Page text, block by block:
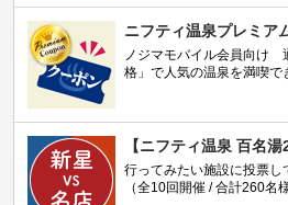
ニフティ温泉プレミア
ノジマモバイル会員向け
格」で人気の温泉を満喫で
【ニフティ温泉 百名湯
行ってみたい施設に投票し
（全10回開催 / 合計260名様